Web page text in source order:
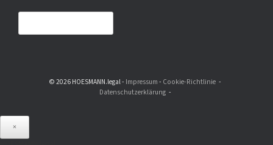
© 2026 HOESMANN.legal - Impressum- Cookie-Richtlinie
Datenschutzerklärung
×